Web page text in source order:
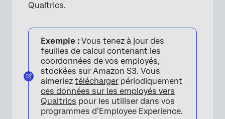
Qualtrics.
Exemple : Vous tenez à jour des
feuilles de calcul contenant les
coordonnées de vos employés,
stockées sur Amazon S3. Vous
aimeriez télécharger périodiquement
ces données sur les employés vers
Qualtrics pour les utiliser dans vos
programmes d’Employee Experience.